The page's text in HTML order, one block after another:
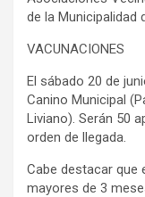
de la Municipalidad
VACUNACIONES
El sábado 20 de
Canino Municipal
Liviano). Serán 50
orden de llegada.
Cabe destacar que
mayores de 3